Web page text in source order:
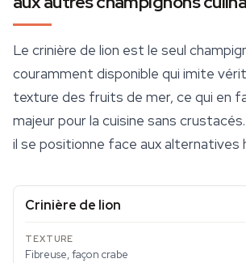
Le crinière de lion est le seul
couramment disponible qui imite
texture des fruits de mer, ce qui en
majeur pour la cuisine sans
il se positionne face aux alternatives
Crinière de lion
Fibreuse, façon crabe